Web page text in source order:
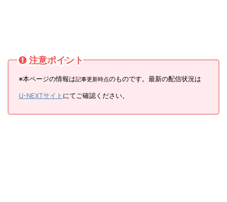
注意ポイント
※本ページの情報は記事更新時点のものです。最新の配信状況は
U-NEXTサイト にてご確認ください。